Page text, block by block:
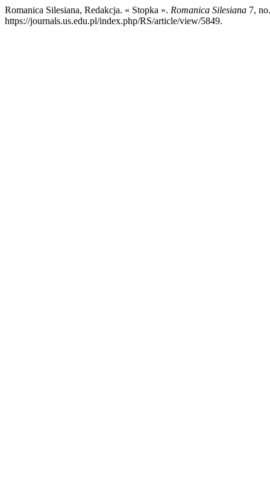
Romanica Silesiana, Redakcja. « Stopka ». Romanica Silesiana 7,
https://journals.us.edu.pl/index.php/RS/article/view/5849.